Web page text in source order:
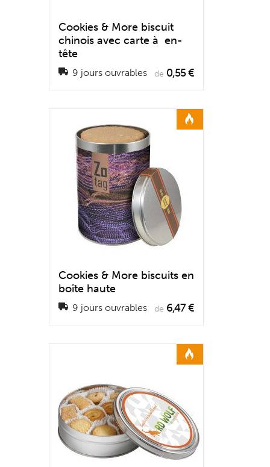
Cookies & More biscuit
chinois avec carte à en-
tête
9 jours ouvrables de 0,55 €
Cookies & More biscuits en
boîte haute
9 jours ouvrables de 6,47 €